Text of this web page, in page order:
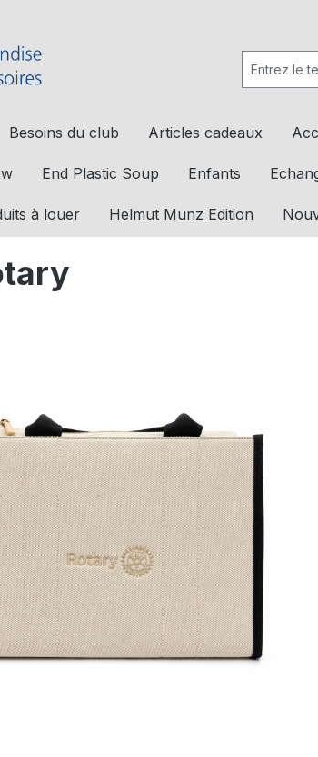
Besoins du club Articles cadeaux
End Plastic Soup Enfants
à louer Helmut Munz Edition